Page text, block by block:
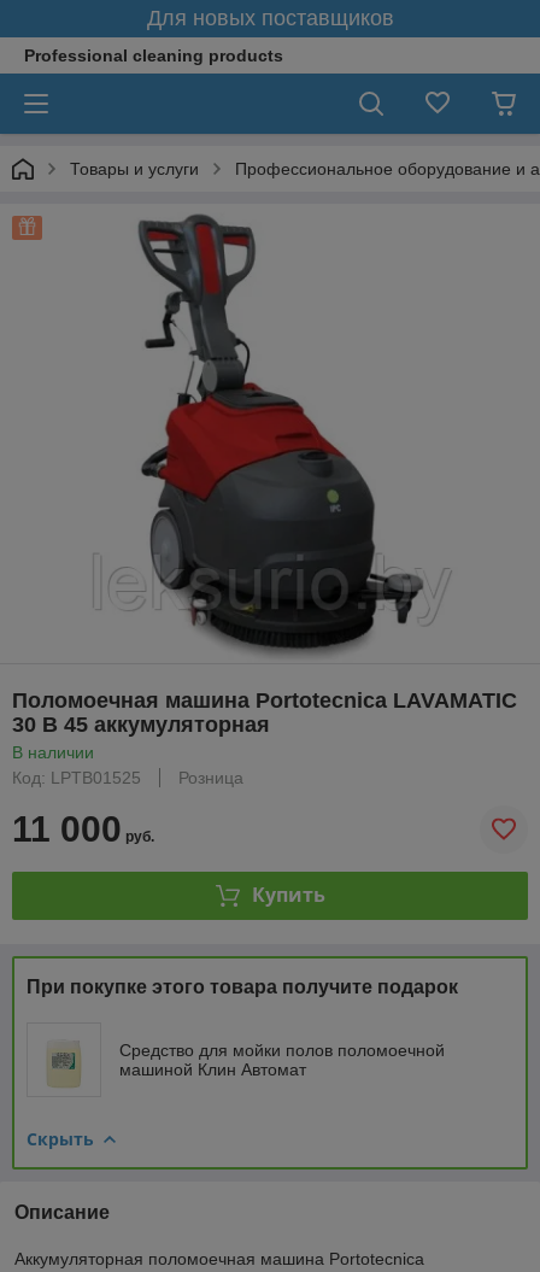
Для новых поставщиков
Professional cleaning products
Товары и услуги Профессиональное оборудование и
Поломоечная машина Portotecnica LAVAMATIC
30 B 45 аккумуляторная
В наличии
Код: LPTB01525
Розница
11 000 руб.
Купить
При покупке этого товара получите подарок
Средство для мойки полов поломоечной
машиной Клин Автомат
Скрыть
Описание
Аккумуляторная поломоечная машина Portotecnica